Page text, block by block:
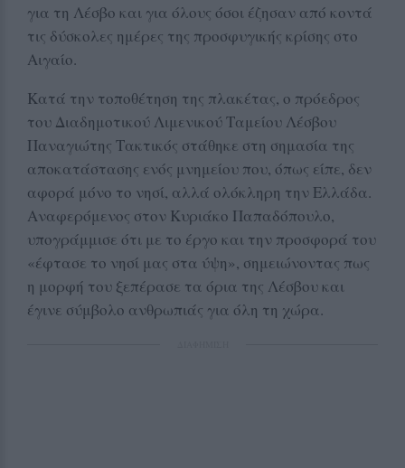
για τη Λέσβο και για όλους όσοι έζησαν από κοντά
τις δύσκολες ημέρες της προσφυγικής κρίσης στο
Αιγαίο.
Κατά την τοποθέτηση της πλακέτας, ο πρόεδρος
του Διαδημοτικού Λιμενικού Ταμείου Λέσβου
Παναγιώτης Τακτικός στάθηκε στη σημασία της
αποκατάστασης ενός μνημείου που, όπως είπε, δεν
αφορά μόνο το νησί, αλλά ολόκληρη την Ελλάδα.
Αναφερόμενος στον Κυριάκο Παπαδόπουλο,
υπογράμμισε ότι με το έργο και την προσφορά του
«έφτασε το νησί μας στα ύψη», σημειώνοντας πως
η μορφή του ξεπέρασε τα όρια της Λέσβου και
έγινε σύμβολο ανθρωπιάς για όλη τη χώρα.